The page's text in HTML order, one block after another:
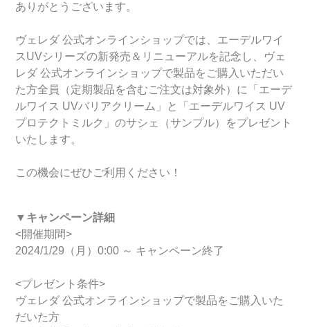
ありがとうございます。
ヴェレダ 公式オンラインショップでは、エーデルワイ
スUVシリーズの新発売＆リニューアルを記念し、ヴェ
レダ 公式オンラインショップで製品をご購入いただい
た方全員（定期製品を含むご注文は対象外）に「エーデ
ルワイス UVバリアクリーム」と「エーデルワイス UV
プロテクトミルク」のサシェ（サンプル）をプレゼント
いたします。
この機会にぜひご利用ください！
▼キャンペーン詳細
<開催期間>
2024/1/29（月）0:00 ～ キャンペーン終了
<プレゼント条件>
ヴェレダ 公式オンラインショップで製品をご購入いた
だいた方